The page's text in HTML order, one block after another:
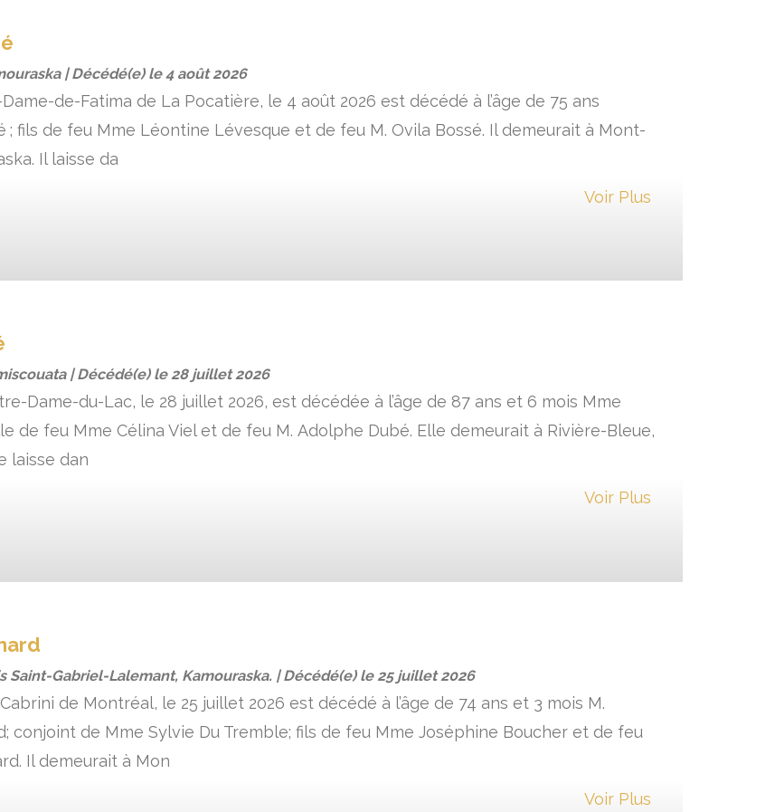
| Décédé(e) le4 août 2026
de-Fatima de La Pocatière, le 4 août 2026 est décédé à l’âge de 75 ans
; fils de feu Mme Léontine Lévesque et de feu M. Ovila Bossé. Il demeurait à Mont-
Il laisse da
Voir Plus
| Décédé(e) le28 juillet 2026
Dame-du-Lac, le 28 juillet 2026, est décédée à l’âge de 87 ans et 6 mois Mme
de feu Mme Célina Viel et de feu M. Adolphe Dubé. Elle demeurait à Rivière-Bleue,
laisse dan
Voir Plus
Saint-Gabriel-Lalemant, Kamouraska. | Décédé(e) le25 juillet 2026
de Montréal, le 25 juillet 2026 est décédé à l’âge de 74 ans et 3 mois M.
conjoint de Mme Sylvie Du Tremble; fils de feu Mme Joséphine Boucher et de feu
Il demeurait à Mon
Voir Plus